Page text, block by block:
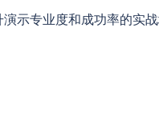
示专业度和成功率的实